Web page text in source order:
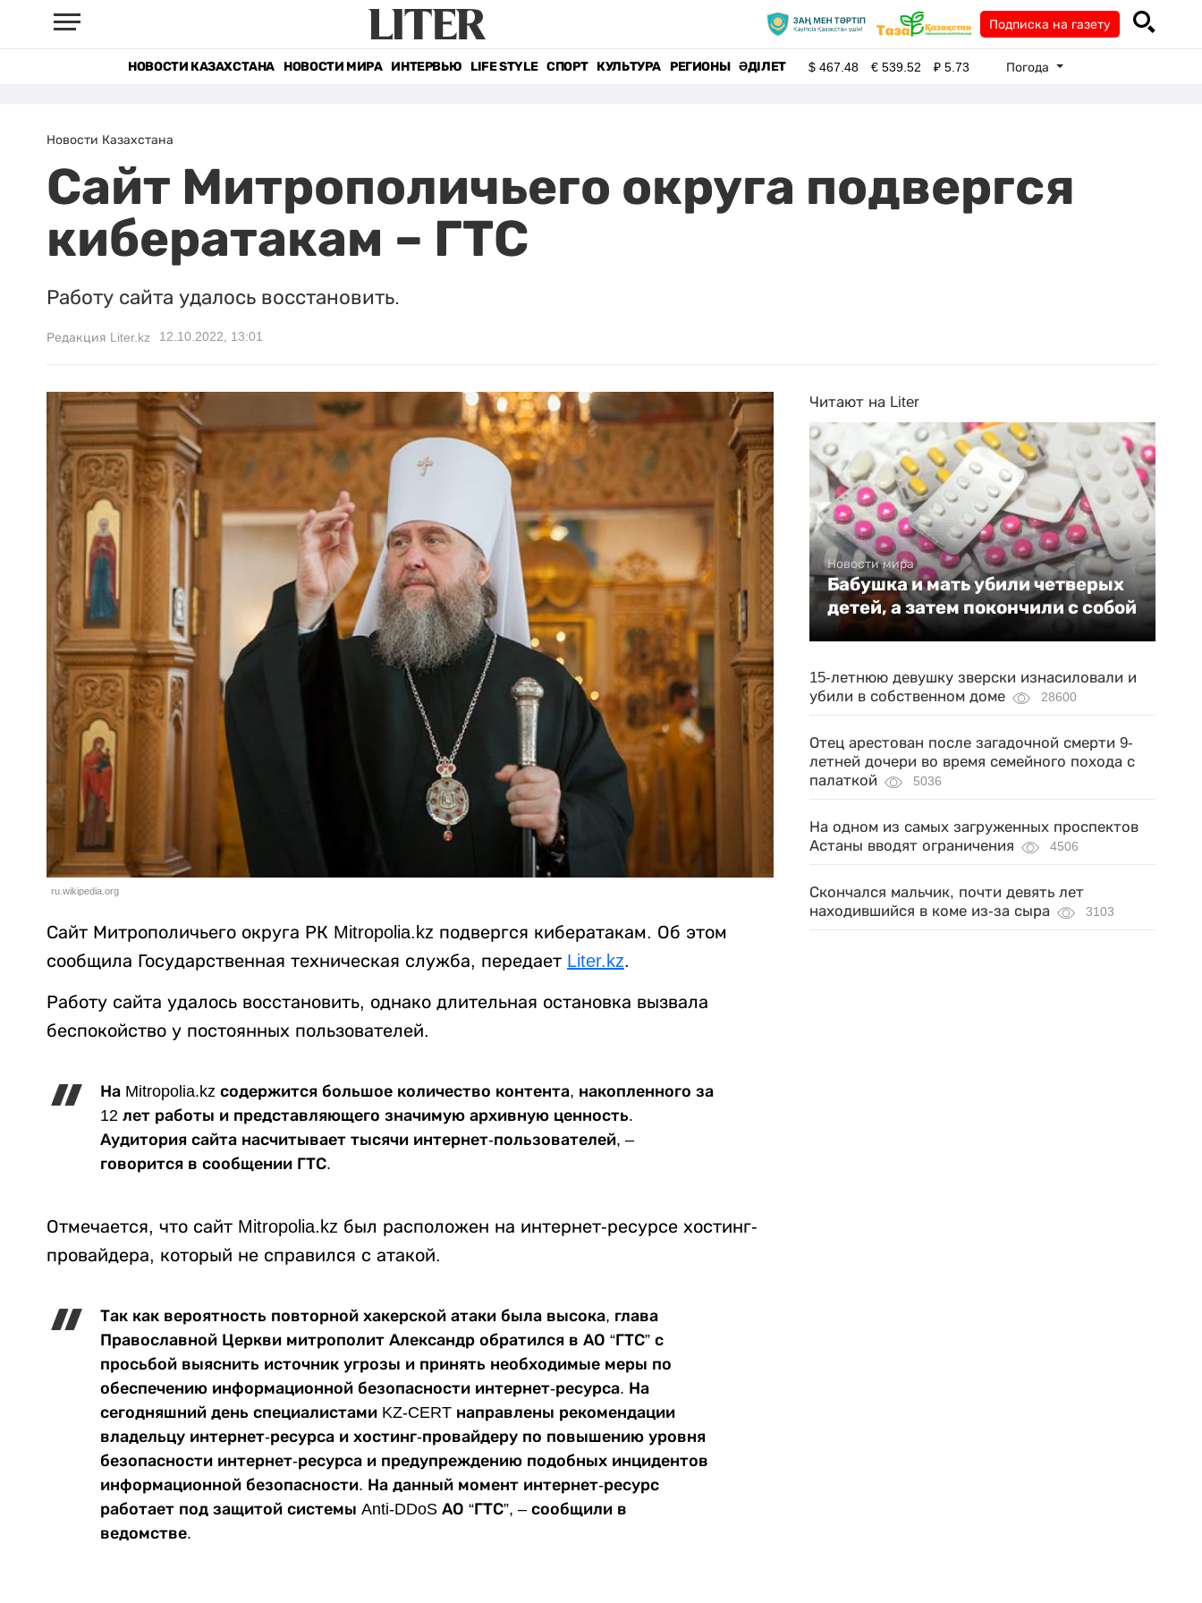
Подписка на газету
НОВОСТИ КАЗАХСТАНА НОВОСТИ МИРА ИНТЕРВЬЮ LIFE STYLE СПОРТ КУЛЬТУРА РЕГИОНЫ ӘДІЛЕТ $467.48 €539.52 ₽5.73 Погода
Новости Казахстана
Сайт Митрополичьего округа подвергся
кибератакам – ГТС
Работу сайта удалось восстановить.
Редакция Liter.kz 12.10.2022, 13:01
ru.wikipedia.org
Сайт Митрополичьего округа РК Mitropolia.kz подвергся кибератакам. Об этом
сообщила Государственная техническая служба, передает Liter.kz.
Работу сайта удалось восстановить, однако длительная остановка вызвала
беспокойство у постоянных пользователей.
На Mitropolia.kz содержится большое количество контента, накопленного за
12 лет работы и представляющего значимую архивную ценность.
Аудитория сайта насчитывает тысячи интернет-пользователей, –
говорится в сообщении ГТС.
Отмечается, что сайт Mitropolia.kz был расположен на интернет-ресурсе хостинг-
провайдера, который не справился с атакой.
Так как вероятность повторной хакерской атаки была высока, глава
Православной Церкви митрополит Александр обратился в АО “ГТС” с
просьбой выяснить источник угрозы и принять необходимые меры по
обеспечению информационной безопасности интернет-ресурса. На
сегодняшний день специалистами KZ-CERT направлены рекомендации
владельцу интернет-ресурса и хостинг-провайдеру по повышению уровня
безопасности интернет-ресурса и предупреждению подобных инцидентов
информационной безопасности. На данный момент интернет-ресурс
работает под защитой системы Anti-DDoS АО “ГТС”, – сообщили в
ведомстве.
Читают на Liter
Новости мира
Бабушка и мать убили четверых
детей, а затем покончили с собой
15-летнюю девушку зверски изнасиловали и
убили в собственном доме
28600
Отец арестован после загадочной смерти 9-
летней дочери во время семейного похода с
палаткой
5036
На одном из самых загруженных проспектов
Астаны вводят ограничения
4506
Скончался мальчик, почти девять лет
находившийся в коме из-за сыра
3103